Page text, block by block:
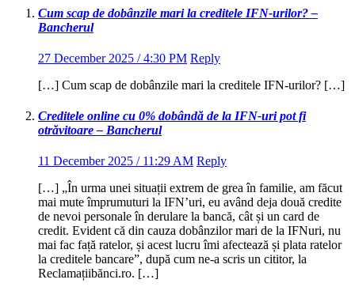
Cum scap de dobânzile mari la creditele IFN-urilor? –
Bancherul
27 December 2025 / 4:30 PM Reply
[…] Cum scap de dobânzile mari la creditele IFN-urilor? […]
Creditele online cu 0% dobândă de la IFN-uri pot fi
otrăvitoare – Bancherul
11 December 2025 / 11:29 AM Reply
[…] „În urma unei situații extrem de grea în familie, am făcut
mai mute împrumuturi la IFN’uri, eu având deja două credite
de nevoi personale în derulare la bancă, cât și un card de
credit. Evident că din cauza dobânzilor mari de la IFNuri, nu
mai fac față ratelor, și acest lucru îmi afectează și plata ratelor
la creditele bancare”, după cum ne-a scris un cititor, la
Reclamațiibănci.ro. […]